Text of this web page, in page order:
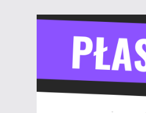
Skip to main content